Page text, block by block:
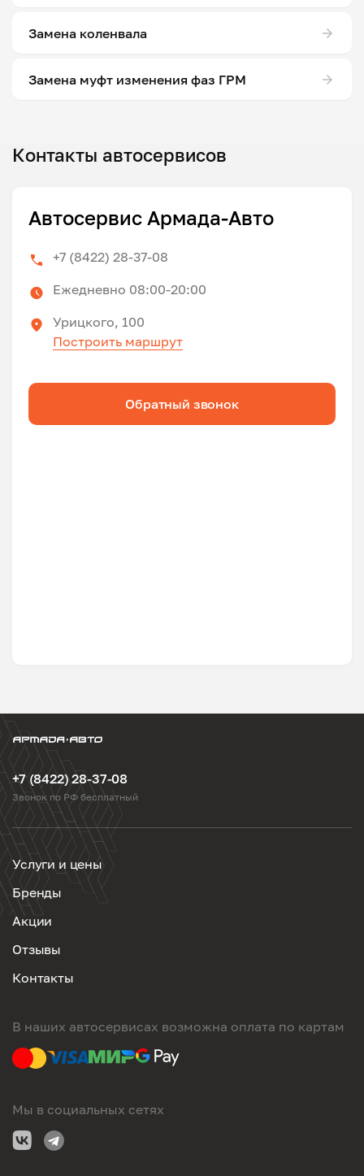
Замена коленвала
Замена муфт изменения фаз ГРМ
Контакты автосервисов
Автосервис Армада-Авто
+7 (8422) 28-37-08
Ежедневно 08:00-20:00
Урицкого, 100
Построить маршрут
Обратный звонок
+7 (8422) 28-37-08
Звонок по РФ бесплатный
Услуги и цены
Бренды
Акции
Отзывы
Контакты
В наших автосервисах возможна оплата по картам
Мы в социальных сетях